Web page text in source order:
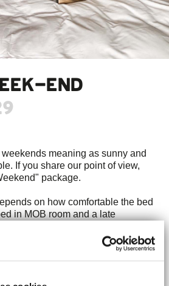
END
meaning as sunny and
If you share our point of view,
package.
on how comfortable the bed
in MOB room and a late
for the sunny rest of your stay: